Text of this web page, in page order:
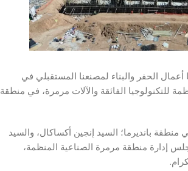
أعمال الحفر والبناء لمصنعنا المستقبلي في
للتكنولوجيا الفائقة والآلات مرمرة، في منطقة
بانديرما؛ السيد إنجين أكساكال، والسيد
إدارة منطقة مرمرة الصناعية المنظمة،